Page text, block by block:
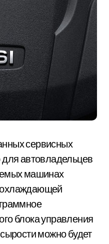
сервисных
автовладельцев
машинах
блока управления
можно будет